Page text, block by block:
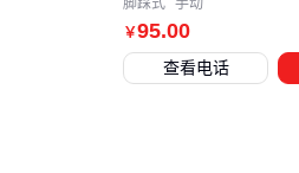
￥95.00
查看电话